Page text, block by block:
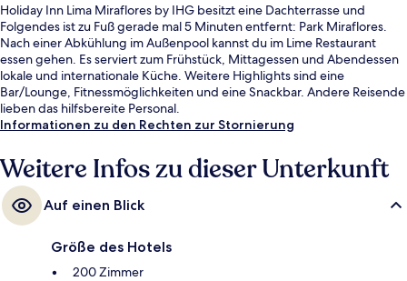
Holiday Inn Lima Miraflores by IHG besitzt eine Dachterrasse und
Folgendes ist zu Fuß gerade mal 5 Minuten entfernt: Park Miraflores.
Nach einer Abkühlung im Außenpool kannst du im Lime Restaurant
essen gehen. Es serviert zum Frühstück, Mittagessen und Abendessen
lokale und internationale Küche. Weitere Highlights sind eine
Bar/Lounge, Fitnessmöglichkeiten und eine Snackbar. Andere Reisende
lieben das hilfsbereite Personal.
Informationen zu den Rechten zur Stornierung
Weitere Infos zu dieser Unterkunft
Auf einen Blick
Größe des Hotels
200 Zimmer